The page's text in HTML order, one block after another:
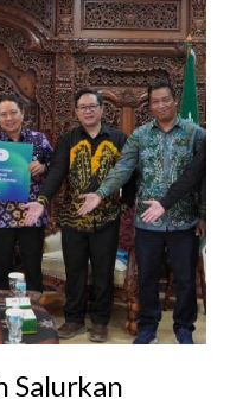
Salurkan